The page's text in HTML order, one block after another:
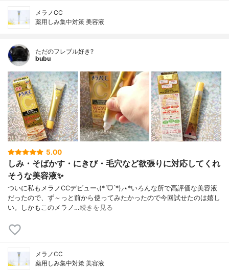
メラノCC
薬用しみ集中対策 美容液
ただのフレブル好き?
bubu
5.00
しみ・そばかす・にきび・毛穴など欲張りに対応してくれ
そうな美容液✨
ついに私もメラノCCデビュー⸜(*ˊᗜˋ*)⸝⋆*いろんな所で高評価な美容液
だったので、ず～っと前から使ってみたかったので今回試せたのは嬉し
い。しかもこのメラノ…続きを見る
メラノCC
薬用しみ集中対策 美容液